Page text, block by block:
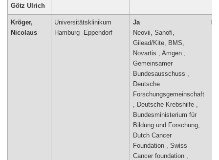
Götz Ulrich
Kröger,
Nicolaus
Universitätsklinikum
Hamburg -Eppendorf
Ja
Neovii, Sanofi,
Gilead/Kite, BMS,
Novartis , Amgen ,
Gemeinsamer
Bundesausschuss ,
Deutsche
Forschungsgemeinschaft
, Deutsche Krebshilfe ,
Bundesministerium für
Bildung und Forschung,
Dutch Cancer
Foundation , Swiss
Cancer foundation ,